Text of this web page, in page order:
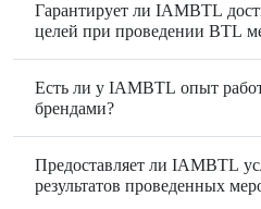
Гарантирует ли IAMBTL
целей при проведении BTL
Есть ли у IAMBTL опыт
брендами?
Предоставляет ли IAMBTL
результатов проведенных